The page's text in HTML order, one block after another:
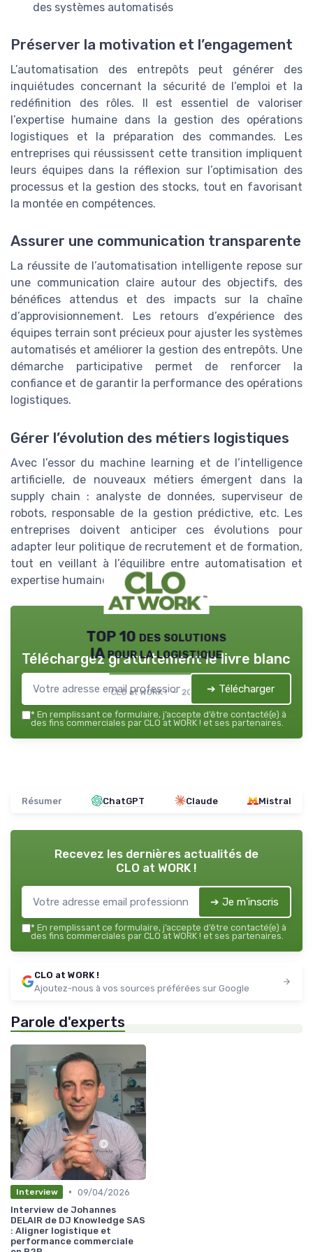
des systèmes automatisés
Préserver la motivation et l’engagement
L’automatisation des entrepôts peut générer des
inquiétudes concernant la sécurité de l’emploi et la
redéfinition des rôles. Il est essentiel de valoriser
l’expertise humaine dans la gestion des opérations
logistiques et la préparation des commandes. Les
entreprises qui réussissent cette transition impliquent
leurs équipes dans la réflexion sur l’optimisation des
processus et la gestion des stocks, tout en favorisant
la montée en compétences.
Assurer une communication transparente
La réussite de l’automatisation intelligente repose sur
une communication claire autour des objectifs, des
bénéfices attendus et des impacts sur la chaîne
d’approvisionnement. Les retours d’expérience des
équipes terrain sont précieux pour ajuster les systèmes
automatisés et améliorer la gestion des entrepôts. Une
démarche participative permet de renforcer la
confiance et de garantir la performance des opérations
logistiques.
Gérer l’évolution des métiers logistiques
Avec l’essor du machine learning et de l’intelligence
artificielle, de nouveaux métiers émergent dans la
supply chain : analyste de données, superviseur de
robots, responsable de la gestion prédictive, etc. Les
entreprises doivent anticiper ces évolutions pour
adapter leur politique de recrutement et de formation,
tout en veillant à l’équilibre entre automatisation et
expertise humaine.
TOP 10 des solutions
IA pour la logistique
CLO at WORK ! — 2026
Téléchargez gratuitement le livre blanc
➔ Télécharger
* En remplissant ce formulaire, j’accepte d’être contacté(e) à
des fins commerciales par CLO at WORK ! et ses partenaires.
Résumer ChatGPT Claude Mistral
Recevez les dernières actualités de
CLO at WORK !
➔ Je m'inscris
* En remplissant ce formulaire, j’accepte d’être contacté(e) à
des fins commerciales par CLO at WORK ! et ses partenaires.
CLO at WORK !
Ajoutez-nous à vos sources préférées sur Google
Parole d'experts
Interview • 09/04/2026
Interview de Johannes
DELAIR de DJ Knowledge SAS
: Aligner logistique et
performance commerciale